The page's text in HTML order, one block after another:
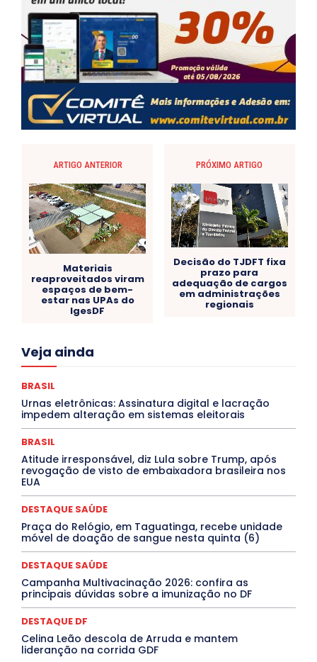
ARTIGO ANTERIOR
Materiais
reaproveitados viram
espaços de bem-
estar nas UPAs do
IgesDF
PRÓXIMO ARTIGO
Decisão do TJDFT fixa
prazo para
adequação de cargos
em administrações
regionais
Veja ainda
Acre
Ceará
CONTRATO TEMPORÁRIO
Covid-19
Crônica Política
Crônicas
CULTURA
Cultura e Tal
DANÇA Dengue
Destaques Enfermagem Unida
DESTAQUES OUTROS
DISTRITO FEDERAL
EDUCAÇÃO
ELEIÇÕES
Espírito Santo
ESPORTE ESTÁGIO
EVENTOS
EXPOSIÇÃO
Febre Oropouche
FILMES
Goiás
INTELIGÊNCIA ARTIFICIAL
INTERNACIONAL
Jogos Online
JUDICIÁRIO
LITERATURA
MOBILIDADE
MPOX MÚSICA
O Plantonista
Opinião
Oropouche Pará Paraíba
QUALIFICAÇÃO PROFISSIONAL
Rio de Janeiro
BRASIL
Urnas eletrônicas: Assinatura digital e lacração
impedem alteração em sistemas eleitorais
BRASIL
Atitude irresponsável, diz Lula sobre Trump, após
revogação de visto de embaixadora brasileira nos
EUA
DESTAQUE SAÚDE
Praça do Relógio, em Taguatinga, recebe unidade
móvel de doação de sangue nesta quinta (6)
DESTAQUE SAÚDE
Campanha Multivacinação 2026: confira as
principais dúvidas sobre a imunização no DF
DESTAQUE DF
Celina Leão descola de Arruda e mantem
lideranção na corrida GDF